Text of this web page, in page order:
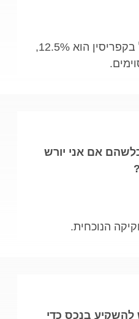
שיעור מס החברות הרגיל בקפריסין הוא 12.5%,
אם אני יורש
הנוכחית.
בנכס כדי